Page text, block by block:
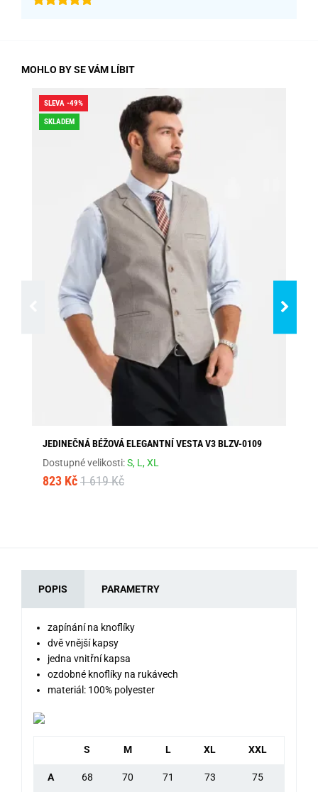
MOHLO BY SE VÁM LÍBIT
SLEVA -49%
SKLADEM
JEDINEČNÁ BÉŽOVÁ ELEGANTNÍ VESTA V3 BLZV-0109
Dostupné velikosti:S, L,XL
823 Kč 1 619 Kč
POPIS PARAMETRY
zapínání na knoflíky
dvě vnější kapsy
jedna vnitřní kapsa
ozdobné knoflíky na rukávech
materiál: 100% polyester
S M L XL XXL
A 68 70 71 73 75